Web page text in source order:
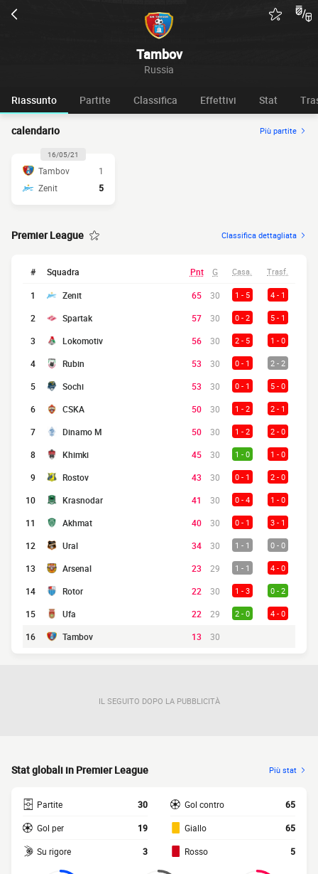
Tambov
Russia
Riassunto Partite Classifica Effettivi Stat
calendario Più partite
16/05/21
Tambov
1
Zenit
5
Premier League Classifica dettagliata
# Squadra Pnt G Casa. Trasf.
1 Zenit 65 30 1 - 5 4 - 1
2 Spartak 57 30 0 - 2 5 - 1
3 Lokomotiv 56 30 2 - 5 1 - 0
4 Rubin 53 30 0 - 1 2 - 2
5 Sochi 53 30 0 - 1 5 - 0
6 CSKA 50 30 1 - 2 2 - 1
7 Dinamo M 50 30 1 - 2 2 - 0
8 Khimki 45 30 1 - 0 1 - 0
9 Rostov 43 30 0 - 1 2 - 0
10 Krasnodar 41 30 0 - 4 1 - 0
11 Akhmat 40 30 0 - 1 3 - 1
12 Ural 34 30 1 - 1 0 - 0
13 Arsenal 23 29 1 - 1 4 - 0
14 Rotor 22 30 1 - 3 0 - 2
15 Ufa 22 29 2 - 0 4 - 0
16 Tambov 13 30
IL SEGUITO DOPO LA PUBBLICITÀ
Stat globali in Premier League Più stat
Partite 30
Gol per 19
Su rigore 3
Gol contro 65
Giallo 65
Rosso 5